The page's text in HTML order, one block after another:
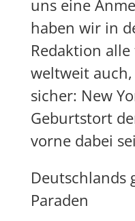
uns eine
haben wir in
Redaktion
weltweit
sicher: New
Geburtstort
vorne dabei
Deutschlands
Paraden